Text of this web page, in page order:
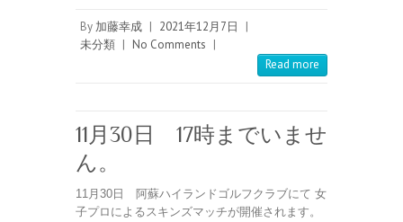
By 加藤幸成 | 2021年12月7日
|
未分類 | No Comments |
Read more
11月30日 17時までいませ
ん。
11月30日 阿蘇ハイランドゴルフクラブにて 女
子プロによるスキンズマッチが開催されます。